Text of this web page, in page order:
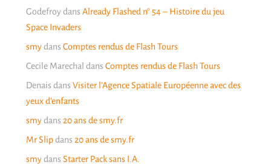
Godefroydans Already Flashed n° 54 – Histoire du jeu
Space Invaders
smydans Comptes rendus de Flash Tours
Cecile Marechal dans Comptes rendus de Flash Tours
Denais dans Visiter l’Agence Spatiale Européenne avec des
yeux d’enfants
smydans 20 ans de smy.fr
Mr Slipdans 20 ans de smy.fr
smydans Starter Pack sans I.A.